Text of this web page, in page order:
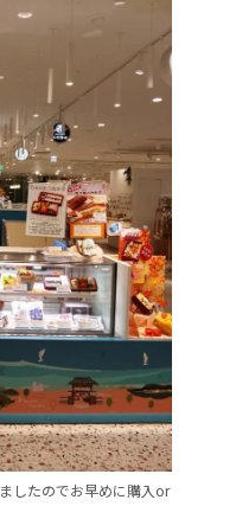
したのでお早めに購入or